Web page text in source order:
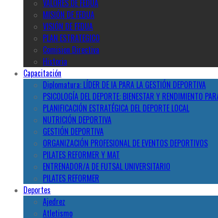
VALORES DE FEDUA
MISIÓN DE FEDUA
VISIÓN DE FEDUA
PLAN ESTRATEGICO
Comision Directiva
Historia
Capacitación
Diplomatura: LÍDER DE IA PARA LA GESTIÓN DEPORTIVA
PSICOLOGÍA DEL DEPORTE: BIENESTAR Y RENDIMIENTO
PLANIFICACIÓN ESTRATÉGICA DEL DEPORTE LOCAL
NUTRICIÓN DEPORTIVA
GESTIÓN DEPORTIVA
ORGANIZACIÓN PROFESIONAL DE EVENTOS DEPORTIVOS
PILATES REFORMER Y MAT
ENTRENADOR/A DE FUTSAL UNIVERSITARIO
PILATES REFORMER
Deportes
Ajedrez
Atletismo